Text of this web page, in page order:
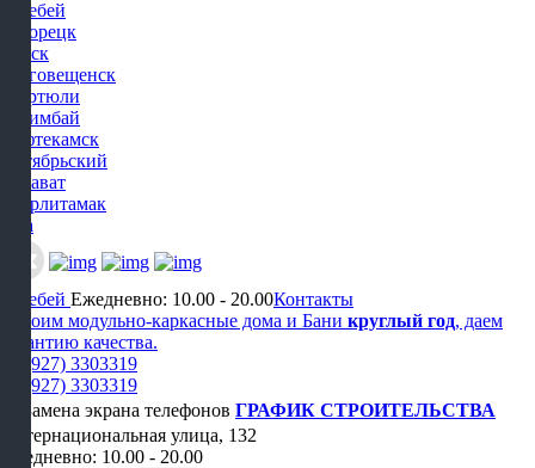
Белебей
Белорецк
Бирск
Благовещенск
Дюртюли
Ишимбай
Нефтекамск
Октябрьский
Салават
Стерлитамак
Уфа
Белебей Ежедневно: 10.00 - 20.00Контакты
Строим модульно-каркасные дома и Бани круглый год, даем
гарантию качества.
+7 (927) 3303319
+7 (927) 3303319
ГРАФИК СТРОИТЕЛЬСТВА
Интернациональная улица, 132
Ежедневно: 10.00 - 20.00